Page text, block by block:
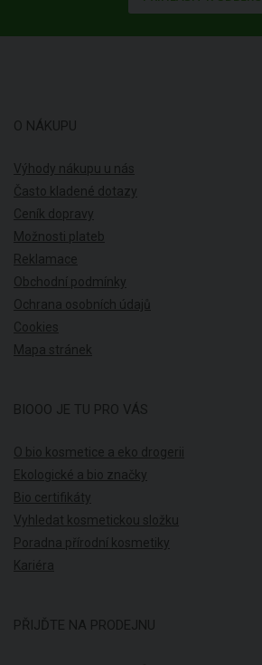
O NÁKUPU
Výhody nákupu u nás
Často kladené dotazy
Ceník dopravy
Možnosti plateb
Reklamace
Obchodní podmínky
Ochrana osobních údajů
Cookies
Mapa stránek
BIOOO JE TU PRO VÁS
O bio kosmetice a eko drogerii
Ekologické a bio značky
Bio certifikáty
Vyhledat kosmetickou složku
Poradna přírodní kosmetiky
Kariéra
PŘIJĎTE NA PRODEJNU